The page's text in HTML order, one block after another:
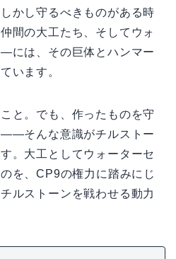
かし守るべきものがある時
間の大工たち、そしてウォ
には、その巨体とハンマー
います。
と。でも、作ったものを守
——そんな意識がチルストー
。大工としてウォーターセ
を、CP9の権力に踏みにじ
ルストーンを戦わせる動力